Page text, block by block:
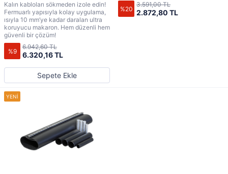
Kalın kabloları sökmeden izole edin!
Fermuarlı yapısıyla kolay uygulama,
ısıyla 10 mm’ye kadar daralan ultra
koruyucu makaron. Hem düzenli hem
güvenli bir çözüm!
%9 6.320,16 TL
6.942,60 TL
Sepete Ekle
%20 2.872,80 TL
3.591,00 TL